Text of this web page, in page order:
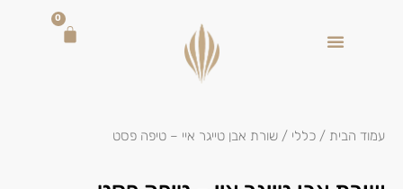
0
עמוד הבית / כללי / שורת אבן טייגר איי – טיפה פסט